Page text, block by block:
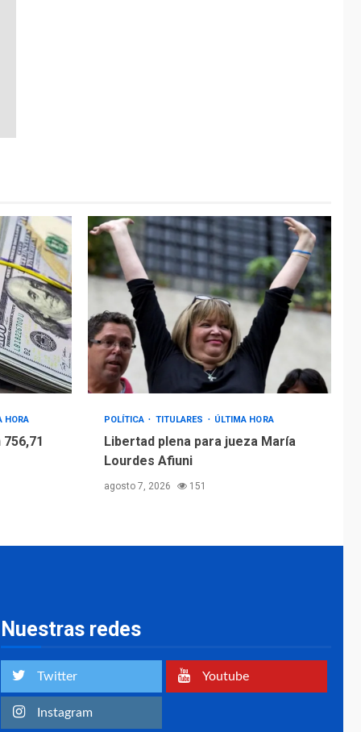
HORA POLÍTICA TITULARES ÚLTIMA HORA
Libertad plena para jueza María
Lourdes Afiuni
agosto 7, 2026 151
Nuestras redes
Twitter Youtube
Instagram